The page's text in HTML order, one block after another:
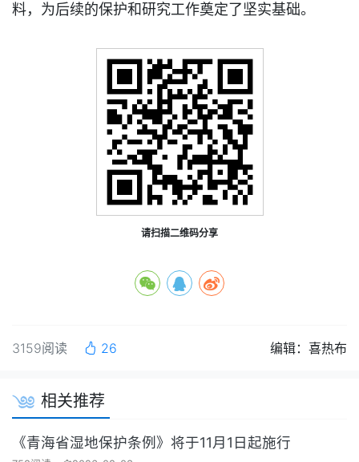
料，为后续的保护和研究工作奠定了坚实基础。
请扫描二维码分享
3159阅读 26 编辑：喜热布
相关推荐
《青海省湿地保护条例》将于11月1日起施行